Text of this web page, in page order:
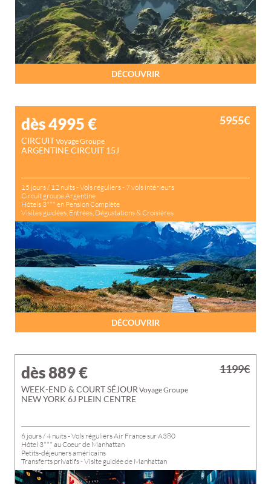
DÉCOUVRIR
dès 4995€
CIRCUITVoyage Groupe
ARGENTINE CIRCUIT 15J
15 jours / 12 nuits - Vols réguliers - 7 vols intérieurs
Circuit groupe Argentine
Hôtels 3*** en Pension Complète
Visites guidées, Entrées, Dégustations & Croisières
DÉCOUVRIR
5955€
dès 889€
WEEK-END & COURT SÉJOUR Voyage Groupe
NEW YORK 6J PLEIN CENTRE
6 jours / 4 nuits - Vols réguliers Air France sur A380
Hôtel 3*** au Coeur de Manhattan
Petits-déjeuners américains
Transferts privatifs - Visite guidée de Manhattan
1199€